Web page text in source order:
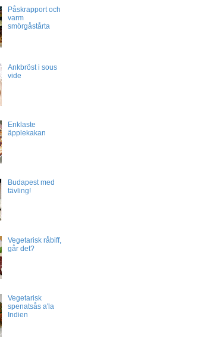
Påskrapport och
varm
smörgåstårta
Ankbröst i sous
vide
Enklaste
äpplekakan
Budapest med
tävling!
Vegetarisk råbiff,
går det?
Vegetarisk
spenatsås a'la
Indien